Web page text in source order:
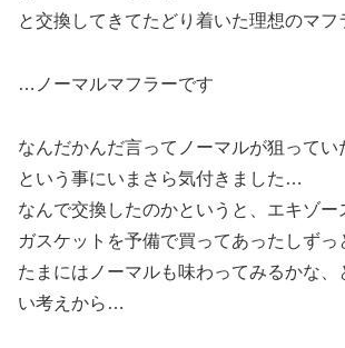
と交換してきてたどり着いた理想のマ
…ノーマルマフラーです
なんだかんだ言ってノーマルが狙ってい
という事にいまさら気付きました…
なんで交換したのかというと、エキゾー
ガスケットを予備で買ってあったしず
たまにはノーマルも味わってみるかな、
い考えから…